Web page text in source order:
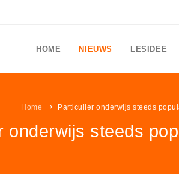
HOME NIEUWS LESIDEE
Home Particulier onderwijs steeds
onderwijs steeds